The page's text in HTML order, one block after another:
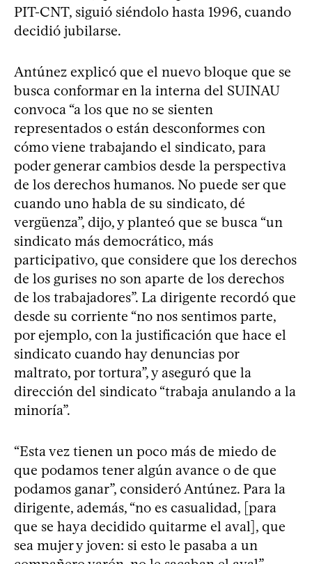
PIT-CNT, siguió siéndolo hasta 1996, cuando
decidió jubilarse.
Antúnez explicó que el nuevo bloque que se
busca conformar en la interna del SUINAU
convoca “a los que no se sienten
representados o están desconformes con
cómo viene trabajando el sindicato, para
poder generar cambios desde la perspectiva
de los derechos humanos. No puede ser que
cuando uno habla de su sindicato, dé
vergüenza”, dijo, y planteó que se busca “un
sindicato más democrático, más
participativo, que considere que los derechos
de los gurises no son aparte de los derechos
de los trabajadores”. La dirigente recordó que
desde su corriente “no nos sentimos parte,
por ejemplo, con la justificación que hace el
sindicato cuando hay denuncias por
maltrato, por tortura”, y aseguró que la
dirección del sindicato “trabaja anulando a la
minoría”.
“Esta vez tienen un poco más de miedo de
que podamos tener algún avance o de que
podamos ganar”, consideró Antúnez. Para la
dirigente, además, “no es casualidad, [para
que se haya decidido quitarme el aval], que
sea mujer y joven: si esto le pasaba a un